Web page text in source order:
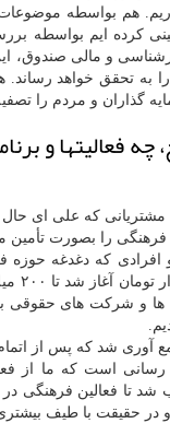
هم بواسطه
کرده ایم بواسطه
و مالی
تحقق خواهد رساند.
و مردم را تصفیه
فعالیتها و
که علی ای حال
فرهنگی را بصورت
افرادی که دغدغه
و شرکت های حقوقی
آوری شد که پس از
است که ما از
تا فعالین فرهنگی در
و در حقیقت با طیف